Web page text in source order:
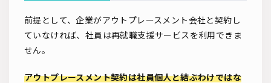
前提として、企業がアウトプレースメント会社と契約し
ていなければ、社員は再就職支援サービスを利用できま
せん。
アウトプレースメント契約は社員個人と結ぶわけではな